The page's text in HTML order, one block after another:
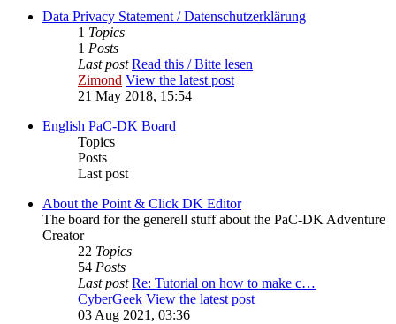
Data Privacy Statement / Datenschutzerklärung
1 Topics
1 Posts
Last post Read this / Bitte lesen
Zimond View the latest post
21 May 2018, 15:54
English PaC-DK Board
Topics
Posts
Last post
About the Point & Click DK Editor
The board for the generell stuff about the PaC-DK Adventure
Creator
22 Topics
54 Posts
Last post Re: Tutorial on how to make c…
CyberGeek View the latest post
03 Aug 2021, 03:36